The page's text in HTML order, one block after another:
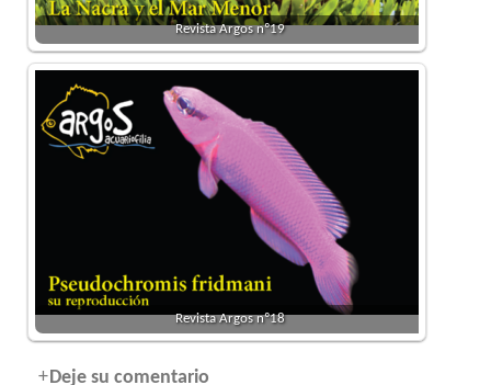
Revista Argos nº19
Revista Argos nº18
Deje su comentario